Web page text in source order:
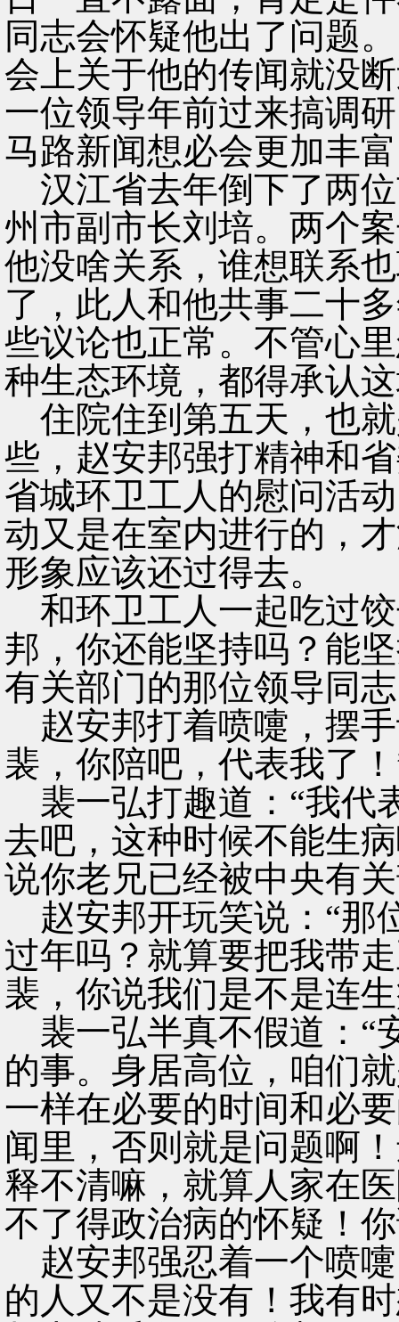
同志会怀疑他出了问题
会上关于他的传闻就没
一位领导年前过来搞调
马路新闻想必会更加丰
汉江省去年倒下了两
州市副市长刘培。两个
他没啥关系，谁想联系
了，此人和他共事二十
些议论也正常。不管心
种生态环境，都得承认
住院住到第五天，也
些，赵安邦强打精神和
省城环卫工人的慰问活
动又是在室内进行的，
形象应该还过得去。
和环卫工人一起吃过
邦，你还能坚持吗？能
有关部门的那位领导同
赵安邦打着喷嚏，摆
裴，你陪吧，代表我了
裴一弘打趣道：“我代
去吧，这种时候不能生
说你老兄已经被中央有
赵安邦开玩笑说：“那
过年吗？就算要把我带
裴，你说我们是不是连
裴一弘半真不假道：“
的事。身居高位，咱们
一样在必要的时间和必
闻里，否则就是问题啊
释不清嘛，就算人家在
不了得政治病的怀疑！
赵安邦强忍着一个喷
的人又不是没有！我有